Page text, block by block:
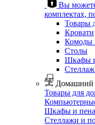
Вы
комплектах,
Товары
Кровати
Комоды
Столы
Шкафы
Домашний
Товары для
Шкафы и
Стеллажи и